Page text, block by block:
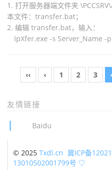
1. 打开服务器端文件夹
本文件：transfer.bat；
2. 编辑 transfer.bat，输入：
IpXfer.exe -s Server_Name -
‹‹ ‹ 1 2 3
友情链接
Baidu
© 2025 Txdl.cn 冀ICP备
13010502001799号 ♡